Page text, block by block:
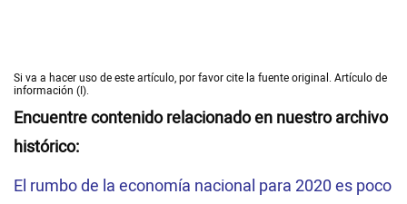
Si va a hacer uso de este artículo, por favor cite la fuente original. Artículo de
información (I).
Encuentre contenido relacionado en nuestro archivo
histórico:
El rumbo de la economía nacional para 2020 es poco